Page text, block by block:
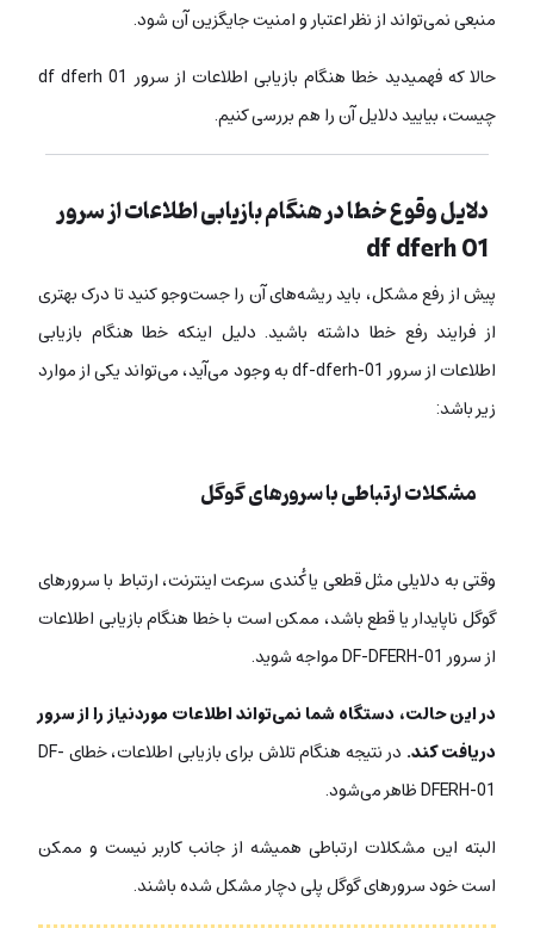
منبعی نمی‌تواند از نظر اعتبار و امنیت جایگزین آن شود.
حالا که فهمیدید خطا هنگام بازیابی اطلاعات از سرور df dferh 01
چیست، بیایید دلایل آن را هم بررسی کنیم.
دلایل وقوع خطا در هنگام بازیابی اطلاعات از سرور
df dferh 01
پیش از رفع مشکل، باید ریشه‌های آن را جست‌وجو کنید تا درک بهتری
از فرایند رفع خطا داشته باشید. دلیل اینکه خطا هنگام بازیابی
اطلاعات از سرور df-dferh-01 به وجود می‌آید، می‌تواند یکی از موارد
زیر باشد:
مشکلات ارتباطی با سرورهای گوگل
وقتی به دلایلی مثل قطعی یا کُندی سرعت اینترنت، ارتباط با سرورهای
گوگل ناپایدار یا قطع باشد، ممکن است با خطا هنگام بازیابی اطلاعات
از سرور DF-DFERH-01 مواجه شوید.
در این حالت، دستگاه شما نمی‌تواند اطلاعات موردنیاز را از سرور
دریافت کند.
در نتیجه هنگام تلاش برای بازیابی اطلاعات، خطای DF-
DFERH-01 ظاهر می‌شود.
البته این مشکلات ارتباطی همیشه از جانب کاربر نیست و ممکن
است خود سرورهای گوگل پلی دچار مشکل شده باشند.